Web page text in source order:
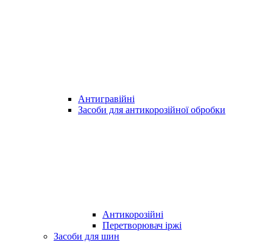
Антигравійні
Засоби для антикорозійної обробки
Антикорозійні
Перетворювач іржі
Засоби для шин